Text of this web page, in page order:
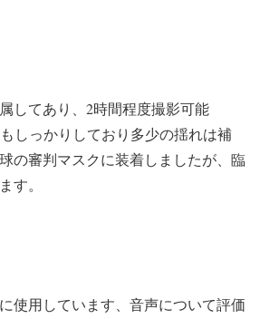
してあり、 2時間程度撮影可能
しっかりしており多少の揺れは補
の審判マスクに装着しましたが、臨
す。
使用しています、音声について評価